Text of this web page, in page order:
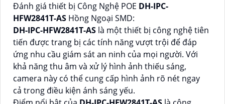
Đánh giá thiết bị Công Nghệ POE DH-IPC-
HFW2841T-AS Hồng Ngoại SMD:
DH-IPC-HFW2841T-AS là một thiết bị công nghệ tiên
tiến được trang bị các tính năng vượt trội để đáp
ứng nhu cầu giám sát an ninh của mọi người. Với
khả năng thu âm và xử lý hình ảnh thiếu sáng,
camera này có thể cung cấp hình ảnh rõ nét ngay
cả trong điều kiện ánh sáng yếu.